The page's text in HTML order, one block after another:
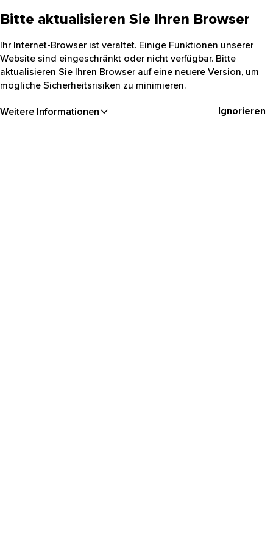
Bitte aktualisieren Sie Ihren Browser
Ihr Internet-Browser ist veraltet. Einige Funktionen unserer
Website sind eingeschränkt oder nicht verfügbar. Bitte
aktualisieren Sie Ihren Browser auf eine neuere Version, um
mögliche Sicherheitsrisiken zu minimieren.
Weitere Informationen Ignorieren